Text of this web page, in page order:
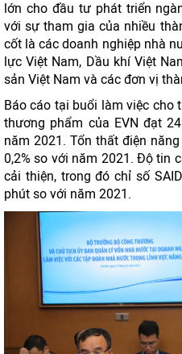
lớn cho đầu tư phát triển
với sự tham gia của nhiều
cốt là các doanh nghiệp nhà
lực Việt Nam, Dầu khí Việt
sản Việt Nam và các đơn vị
Báo cáo tại buổi làm việc cho
thương phẩm của EVN đạt
năm 2021. Tổn thất điện
0,2% so với năm 2021. Độ tin
cải thiện, trong đó chỉ số
phút so với năm 2021.